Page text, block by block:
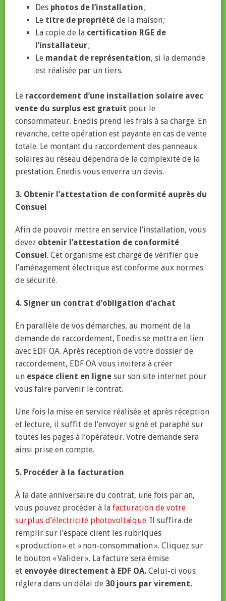
Des photos de l’installation;
Le titre de propriété de la maison ;
La copie de la certification RGE de
l’installateur;
Le mandat de représentation, si la demande
est réalisée par un tiers.
Le raccordement d’une installation solaire avec
vente du surplus est gratuit pour le
consommateur. Enedis prend les frais à sa charge. En
revanche, cette opération est payante en cas de vente
totale. Le montant du raccordement des panneaux
solaires au réseau dépendra de la complexité de la
prestation. Enedis vous enverra un devis.
3. Obtenir l’attestation de conformité auprès du
Consuel
Afin de pouvoir mettre en service l’installation, vous
devez obtenir l’attestation de conformité
Consuel . Cet organisme est chargé de vérifier que
l’aménagement électrique est conforme aux normes
de sécurité.
4. Signer un contrat d’obligation d’achat
En parallèle de vos démarches, au moment de la
demande de raccordement, Enedis se mettra en lien
avec EDF OA. Après réception de votre dossier de
raccordement, EDF OA vous invitera à créer
un espace client en ligne sur son site internet pour
vous faire parvenir le contrat.
Une fois la mise en service réalisée et après réception
et lecture, il suffit de l’envoyer signé et paraphé sur
toutes les pages à l’opérateur. Votre demande sera
ainsi prise en compte.
5. Procéder à la facturation
À la date anniversaire du contrat, une fois par an,
vous pouvez procéder à la facturation de votre
surplus d’électricité photovoltaïque. Il suffira de
remplir sur l’espace client les rubriques
« production » et « non-consommation ». Cliquez sur
le bouton « Valider ». La facture sera émise
et envoyée directement à EDF OA. Celui-ci vous
réglera dans un délai de 30 jours par virement.